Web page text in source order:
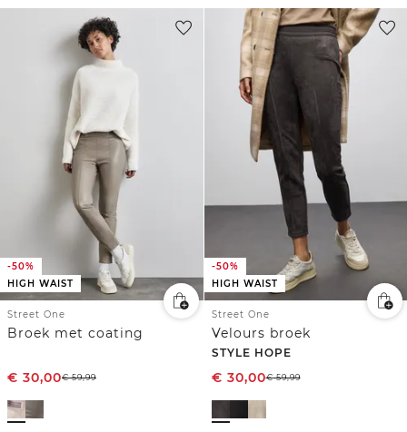
-50%
HIGH WAIST
Street One
Broek met coating
€ 30,00€59,99
-50%
HIGH WAIST
Street One
Velours broek
STYLE HOPE
€ 30,00€59,99